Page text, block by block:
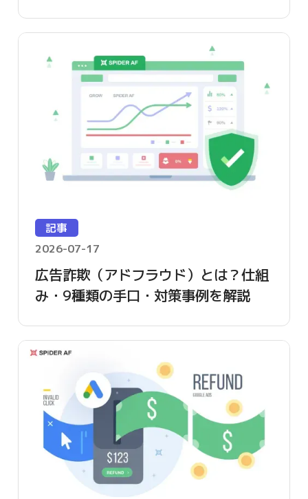
記事
2026-07-17
広告詐欺（アドフラウド）とは？仕組
み・9種類の手口・対策事例を解説